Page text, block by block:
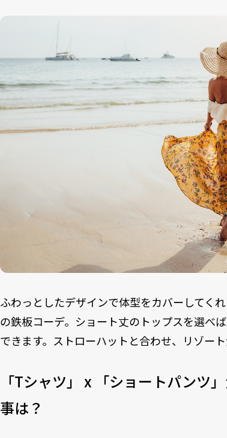
ふわっとしたデザインで体型をカバーしてく
の鉄板コーデ。ショート丈のトップスを選べ
できます。ストローハットと合わせ、リゾー
「Tシャツ」 x 「ショートパンツ
事は？